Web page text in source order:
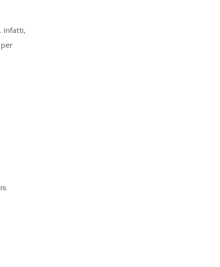
Infatti,